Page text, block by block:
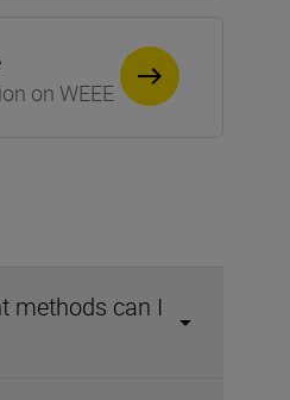
on WEEE
methods can I